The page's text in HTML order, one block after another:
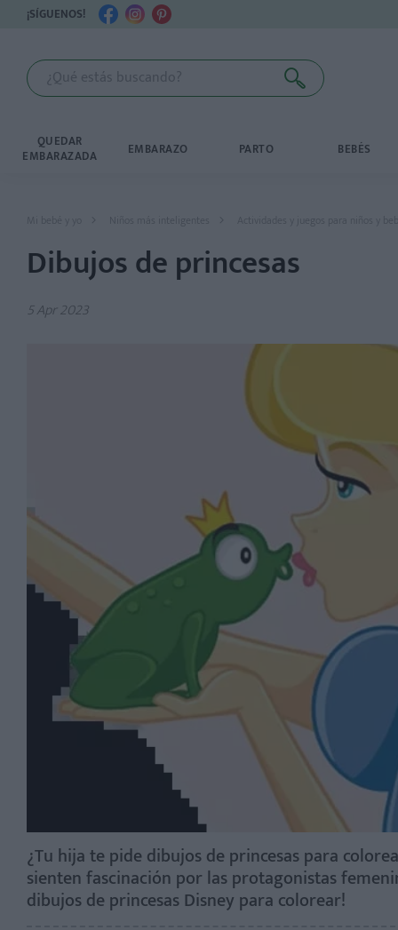
¡SÍGUENOS!
QUEDAR
EMBARAZADA EMBARAZO PARTO BEBÉS
Mi bebé y yo Niños más inteligentes Actividades y juegos para niños y
Dibujos de princesas
5 Apr 2023
¿Tu hija te pide dibujos de princesas para
sienten fascinación por las protagonistas
dibujos de princesas Disney para colorear!